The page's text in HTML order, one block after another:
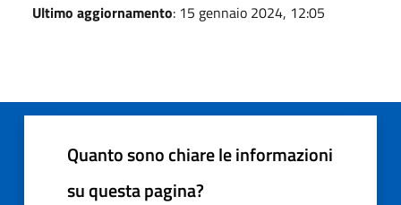
Ultimo aggiornamento: 15 gennaio 2024, 12:05
Quanto sono chiare le informazioni
su questa pagina?